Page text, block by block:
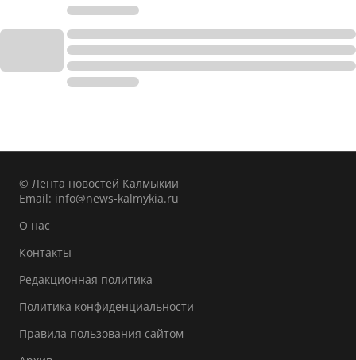
© Лента новостей Калмыкии
Email: info@news-kalmykia.ru
О нас
Контакты
Редакционная политика
Политика конфиденциальности
Правила пользования сайтом